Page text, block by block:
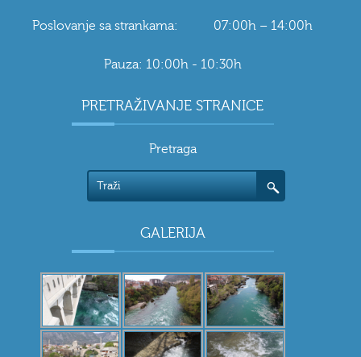
Poslovanje sa strankama: 07:00h – 14:00h
Pauza: 10:00h - 10:30h
PRETRAŽIVANJE STRANICE
Pretraga
GALERIJA